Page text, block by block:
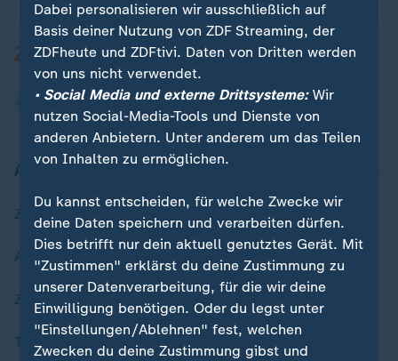
Zuletzt veröffentlicht
Aktuelle Sendungs-Videos
ZDFheute Stories
Themen im Überblick
Dabei personalisieren wir ausschließlich auf
Basis deiner Nutzung von ZDF Streaming, der
ZDFheute und ZDFtivi. Daten von Dritten werden
von uns nicht verwendet.
• Social Media und externe Drittsysteme:Wir
nutzen Social-Media-Tools und Dienste von
anderen Anbietern. Unter anderem um das Teilen
von Inhalten zu ermöglichen.
Du kannst entscheiden, für welche Zwecke wir
deine Daten speichern und verarbeiten dürfen.
Dies betrifft nur dein aktuell genutztes Gerät. Mit
"Zustimmen" erklärst du deine Zustimmung zu
unserer Datenverarbeitung, für die wir deine
Einwilligung benötigen. Oder du legst unter
"Einstellungen/Ablehnen" fest, welchen
Zwecken du deine Zustimmung gibst und